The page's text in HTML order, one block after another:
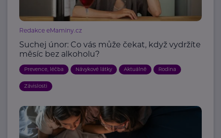
Redakce eMaminy.cz
Suchej únor: Co vás může čekat, když vydržíte
měsíc bez alkoholu?
Prevence, léčba Návykové látky Aktuálně Rodina
Závislosti